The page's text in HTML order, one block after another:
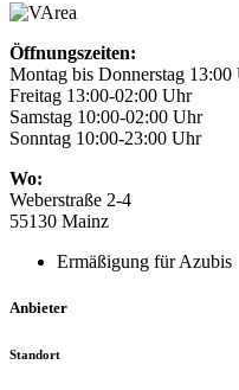
Öffnungszeiten:
Montag bis Donnerstag
Freitag 13:00-02:00 Uhr
Samstag 10:00-02:00 Uhr
Sonntag 10:00-23:00 Uhr
Wo:
Weberstraße 2-4
55130 Mainz
Ermäßigung für Azubis
Anbieter
Standort